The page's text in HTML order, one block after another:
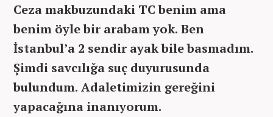
Ceza makbuzundaki TC benim ama
benim öyle bir arabam yok. Ben
İstanbul’a 2 sendir ayak bile basmadım.
Şimdi savcılığa suç duyurusunda
bulundum. Adaletimizin gereğini
yapacağına inanıyorum.